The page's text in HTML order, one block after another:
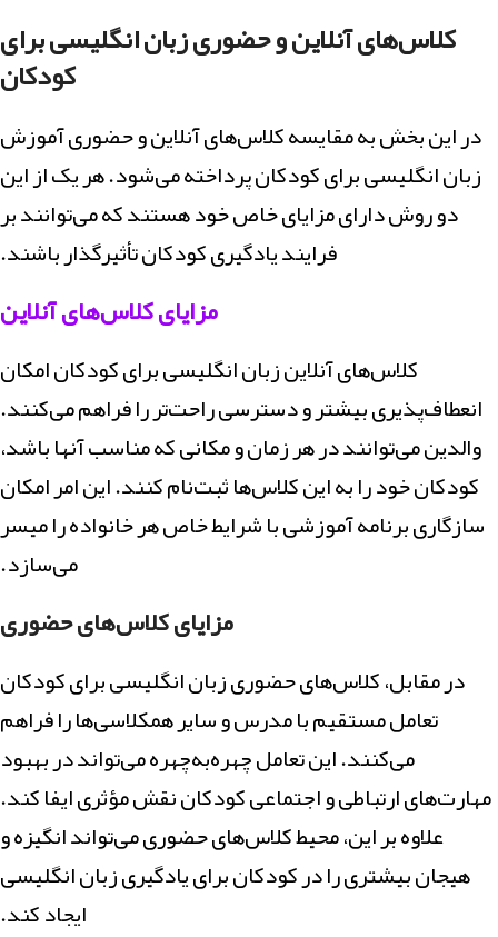
کلاس‌های آنلاین و حضوری زبان انگلیسی برای
کودکان
در این بخش به مقایسه کلاس‌های آنلاین و حضوری آموزش
زبان انگلیسی برای کودکان پرداخته می‌شود. هر یک از این
دو روش دارای مزایای خاص خود هستند که می‌توانند بر
فرایند یادگیری کودکان تأثیرگذار باشند.
مزایای کلاس‌های آنلاین
کلاس‌های آنلاین زبان انگلیسی برای کودکان امکان
انعطاف‌پذیری بیشتر و دسترسی راحت‌تر را فراهم می‌کنند.
والدین می‌توانند در هر زمان و مکانی که مناسب آنها باشد،
کودکان خود را به این کلاس‌ها ثبت‌نام کنند. این امر امکان
سازگاری برنامه آموزشی با شرایط خاص هر خانواده را میسر
می‌سازد.
مزایای کلاس‌های حضوری
در مقابل، کلاس‌های حضوری زبان انگلیسی برای کودکان
تعامل مستقیم با مدرس و سایر همکلاسی‌ها را فراهم
می‌کنند. این تعامل چهره‌به‌چهره می‌تواند در بهبود
مهارت‌های ارتباطی و اجتماعی کودکان نقش مؤثری ایفا کند.
علاوه بر این، محیط کلاس‌های حضوری می‌تواند انگیزه و
هیجان بیشتری را در کودکان برای یادگیری زبان انگلیسی
ایجاد کند.